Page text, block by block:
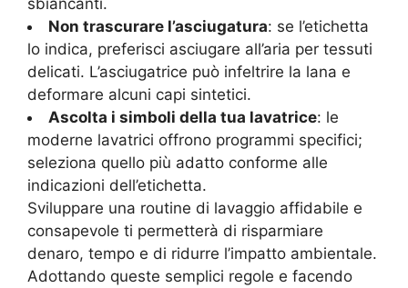
Non trascurare l’asciugatura: se l’etichetta
lo indica, preferisci asciugare all’aria per tessuti
delicati. L’asciugatrice può infeltrire la lana e
deformare alcuni capi sintetici.
Ascolta i simboli della tua lavatrice: le
moderne lavatrici offrono programmi specifici;
seleziona quello più adatto conforme alle
indicazioni dell’etichetta.
Sviluppare una routine di lavaggio affidabile e
consapevole ti permetterà di risparmiare
denaro, tempo e di ridurre l’impatto ambientale.
Adottando queste semplici regole e facendo